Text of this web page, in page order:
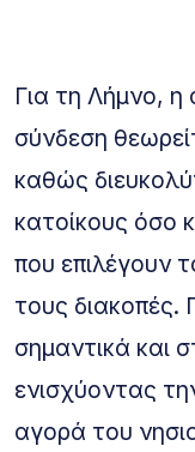
Για τη Λήμνο, η
σύνδεση
καθώς
κατοίκους όσο
που επιλέγουν
τους
σημαντικά και
ενισχύοντας
αγορά του